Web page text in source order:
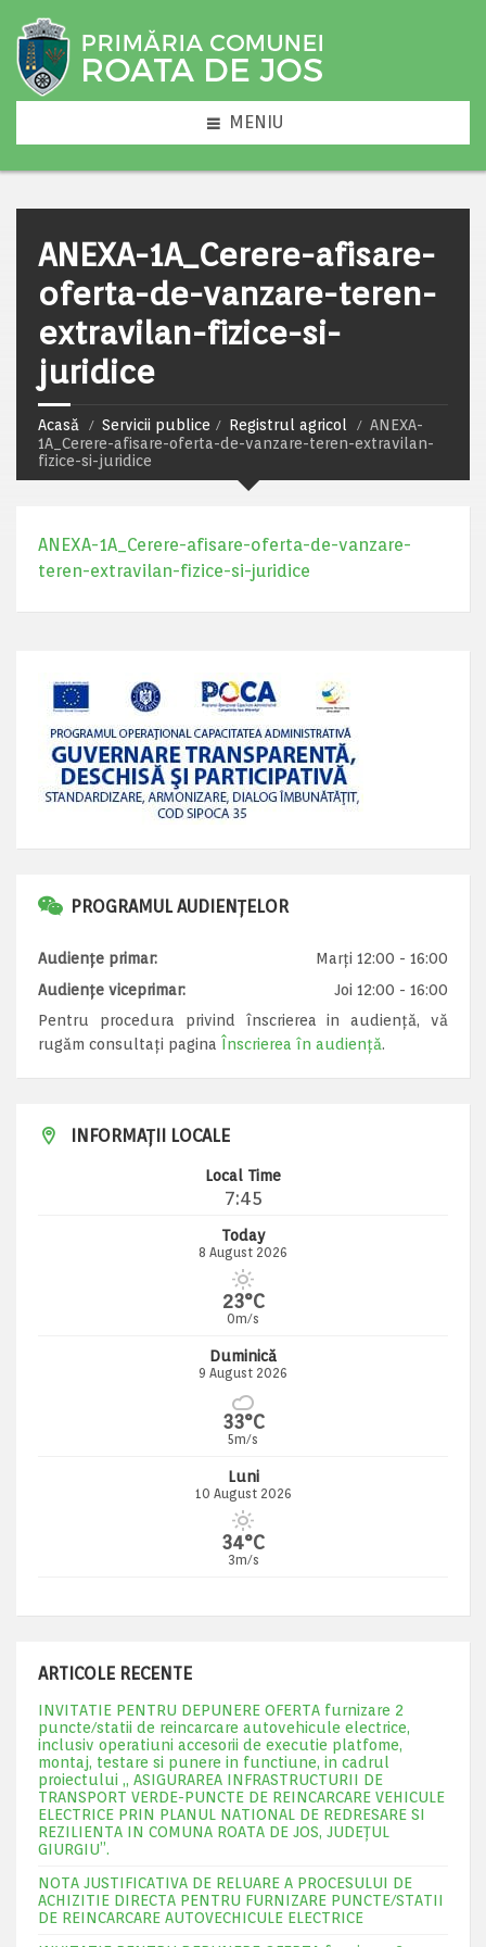
MENIU
ANEXA-1A_Cerere-afisare-
oferta-de-vanzare-teren-
extravilan-fizice-si-
juridice
Acasă Servicii publice Registrul agricol
ANEXA-
1A_Cerere-afisare-oferta-de-vanzare-teren-extravilan-
fizice-si-juridice
ANEXA-1A_Cerere-afisare-oferta-de-vanzare-
teren-extravilan-fizice-si-juridice
PROGRAMUL AUDIENȚELOR
Audiențe primar:
Marți 12:00 - 16:00
Audiențe viceprimar:
Joi 12:00 - 16:00
Pentru procedura privind înscrierea in audiență, vă
rugăm consultați pagina Înscrierea în audiență.
INFORMAȚII LOCALE
Local Time
7:45
Today
8 August 2026
23°C
0m/s
Duminică
9 August 2026
33°C
5m/s
Luni
10 August 2026
34°C
3m/s
ARTICOLE RECENTE
INVITATIE PENTRU DEPUNERE OFERTA furnizare 2
puncte/statii de reincarcare autovehicule electrice,
inclusiv operatiuni accesorii de executie platfome,
montaj, testare si punere in functiune, in cadrul
proiectului „ ASIGURAREA INFRASTRUCTURII DE
TRANSPORT VERDE-PUNCTE DE REINCARCARE VEHICULE
ELECTRICE PRIN PLANUL NATIONAL DE REDRESARE SI
REZILIENTA IN COMUNA ROATA DE JOS, JUDEŢUL
GIURGIU”.
NOTA JUSTIFICATIVA DE RELUARE A PROCESULUI DE
ACHIZITIE DIRECTA PENTRU FURNIZARE PUNCTE/STATII
DE REINCARCARE AUTOVECHICULE ELECTRICE